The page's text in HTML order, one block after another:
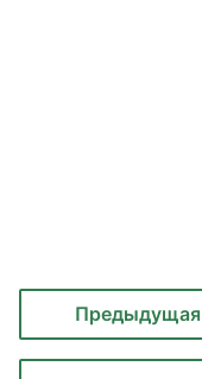
Предыдущая